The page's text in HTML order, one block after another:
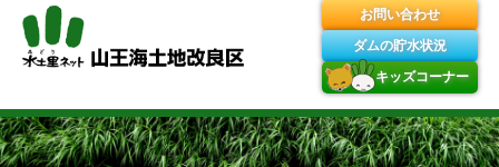
Skip
to
お問い合わせ
ダムの貯水状況
キッズコーナー